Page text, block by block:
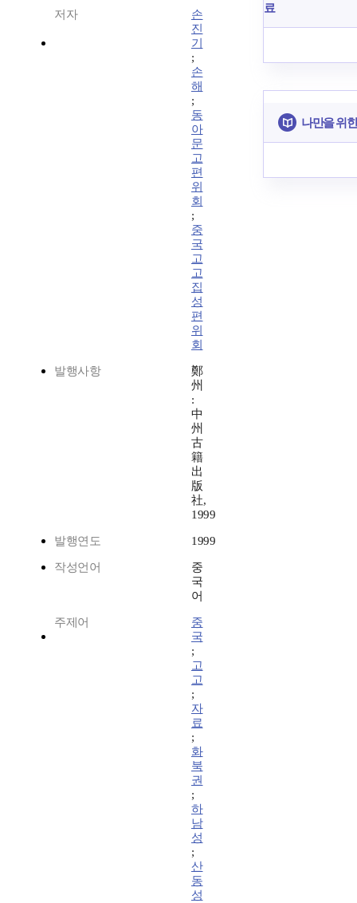
저자
손
진
기
;
손
해
;
동
아
문
고
편
위
회
;
중
국
고
고
집
성
편
위
회
발행사항
鄭
州
:
中
州
古
籍
出
版
社,
1999
발행연도 1999
작성언어
중
국
어
주제어
중
국
;
고
고
;
자
료
;
화
북
권
;
하
남
성
;
산
동
성
료
나만을 위